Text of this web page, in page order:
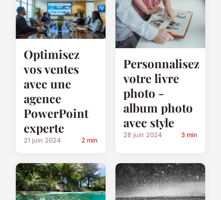
Optimisez
vos ventes
avec une
agence
PowerPoint
experte
21 juin 2024 2 min
Personnalisez
votre livre
photo -
album photo
avec style
28 juin 2024 3 min